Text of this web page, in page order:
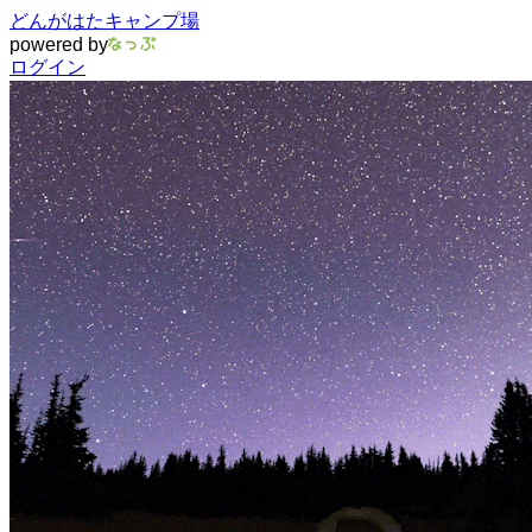
どんがはたキャンプ場
powered by
ログイン